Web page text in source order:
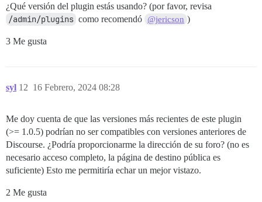
¿Qué versión del plugin estás usando? (por favor, revisa
/admin/plugins como recomendó @jericson )
3 Me gusta
syl 16 Febrero, 2024 08:28
12
Me doy cuenta de que las versiones más recientes de este plugin
(>= 1.0.5) podrían no ser compatibles con versiones anteriores de
Discourse. ¿Podría proporcionarme la dirección de su foro? (no es
necesario acceso completo, la página de destino pública es
suficiente) Esto me permitiría echar un mejor vistazo.
2 Me gusta